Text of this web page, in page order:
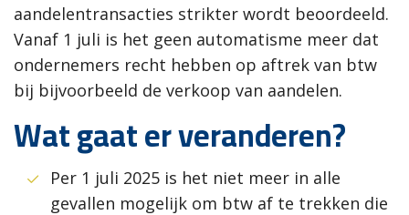
aandelentransacties strikter wordt beoordeeld.
Vanaf 1 juli is het geen automatisme meer dat
ondernemers recht hebben op aftrek van btw
bij bijvoorbeeld de verkoop van aandelen.
Wat gaat er veranderen?
Per 1 juli 2025 is het niet meer in alle
gevallen mogelijk om btw af te trekken die